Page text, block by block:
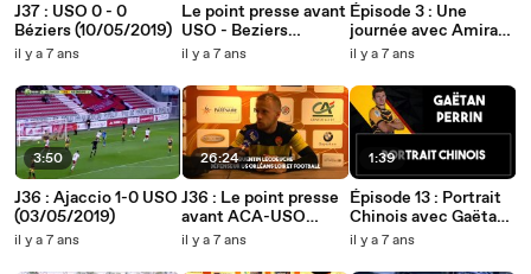
J37 : USO 0 - 0
Béziers (10/05/2019)
il y a 7 ans
3:50
J36 : Ajaccio 1-0 USO
(03/05/2019)
il y a 7 ans
Le point presse avant
USO - Beziers
(09/06/2019)
il y a 7 ans
26:24
J36 : Le point presse
avant ACA-USO
(02/05/2019)
il y a 7 ans
Épisode 3 : Une
journée avec Amira
Ould Braham
il y a 7 ans
1:39
Épisode 13 : Portrait
Chinois avec Gaëtan
Perrin
il y a 7 ans